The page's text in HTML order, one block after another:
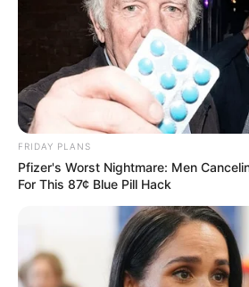
FRIDAY PLANS
Pfizer's Worst Nightmare: Men
For This 87¢ Blue Pill Hack